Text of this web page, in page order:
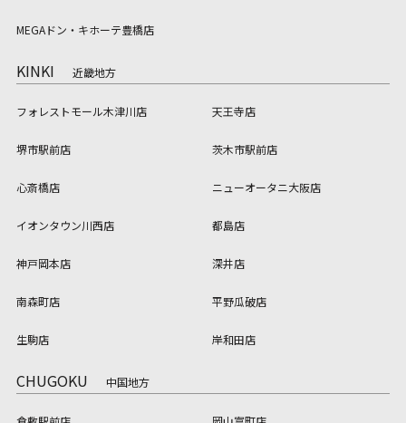
MEGAドン・キホーテ豊橋店
KINKI 近畿地方
フォレストモール木津川店 天王寺店
堺市駅前店 茨木市駅前店
心斎橋店 ニューオータニ大阪店
イオンタウン川西店 都島店
神戸岡本店 深井店
南森町店 平野瓜破店
生駒店 岸和田店
CHUGOKU 中国地方